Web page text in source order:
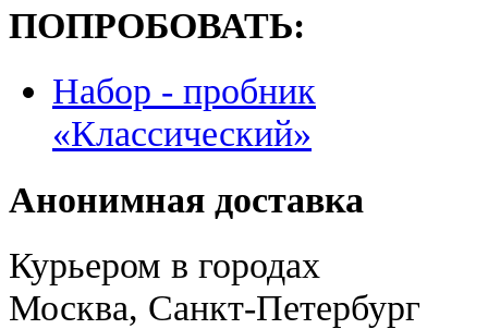
ПОПРОБОВАТЬ:
Набор - пробник
«Классический»
Анонимная доставка
Курьером в городах
Москва, Санкт-Петербург